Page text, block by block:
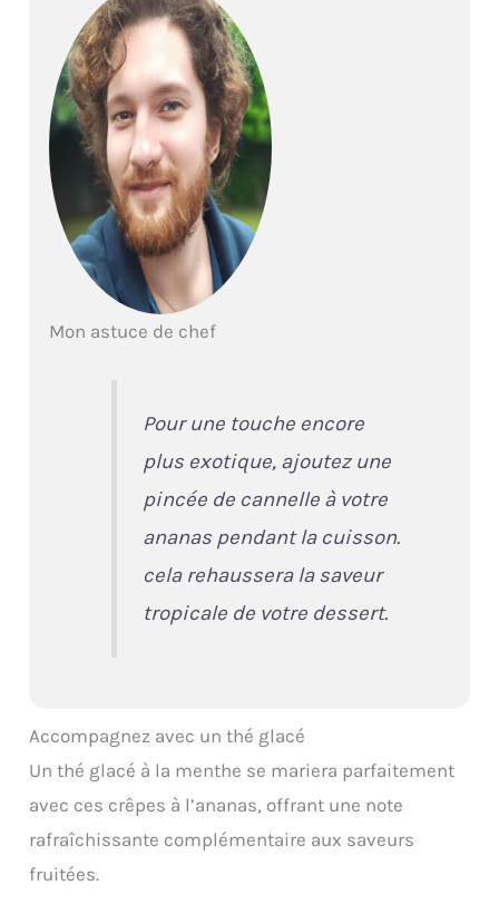
Mon astuce de chef
Pour une touche encore
plus exotique, ajoutez une
pincée de cannelle à votre
ananas pendant la cuisson.
cela rehaussera la saveur
tropicale de votre dessert.
Accompagnez avec un thé glacé
Un thé glacé à la menthe se mariera parfaitement
avec ces crêpes à l’ananas, offrant une note
rafraîchissante complémentaire aux saveurs
fruitées.